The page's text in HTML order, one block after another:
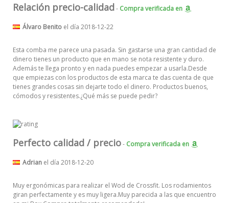
Relación precio-calidad- Compra verificada en
Álvaro Benito el día 2018-12-22
Esta comba me parece una pasada. Sin gastarse una gran cantidad de
dinero tienes un producto que en mano se nota resistente y duro.
Además te llega pronto y en nada puedes empezar a usarla.Desde
que empiezas con los productos de esta marca te das cuenta de que
tienes grandes cosas sin dejarte todo el dinero. Productos buenos,
cómodos y resistentes.¿Qué más se puede pedir?
Perfecto calidad / precio- Compra verificada en
Adrian el día 2018-12-20
Muy ergonómicas para realizar el Wod de Crossfit. Los rodamientos
giran perfectamente y es muy ligera.Muy parecida a las que encuentro